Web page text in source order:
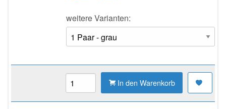
weitere Varianten:
In den Warenkorb